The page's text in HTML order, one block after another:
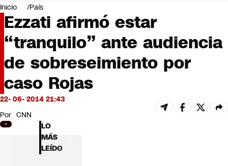
Negocios
Deportes
Programas completos
Cultura
Servicios
Bits
CNN tiempo
Futuro 360
Inicio País
Ezzati afirmó estar
“tranquilo” ante audiencia
de sobreseimiento por
caso Rojas
22- 06- 2014 21:43
Por CNN
LO
MÁS
LEÍDO